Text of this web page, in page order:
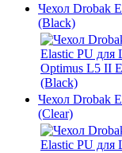
Чехол Drobak
(Black)
Чехол Drobak
(Clear)